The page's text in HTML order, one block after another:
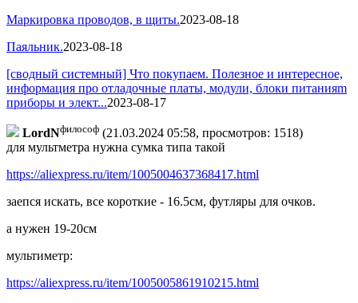
Маркировка проводов, в щиты.2023-08-18
Паяльник.2023-08-18
[сводный системный] Что покупаем. Полезное и интересное,
информация про отладочные платы, модули, блоки питанияm
приборы и элект...2023-08-17
LordNфилософ (21.03.2024 05:58, просмотров: 1518)
для мультметра нужна сумка типа такой
https://aliexpress.ru/item/1005004637368417.html
заепся искать, все короткие - 16.5см, футляры для очков.
а нужен 19-20см
мультиметр:
https://aliexpress.ru/item/1005005861910215.html